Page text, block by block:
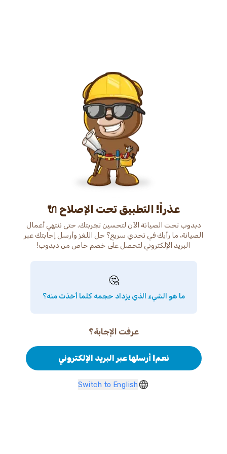
عذراً! التطبيق تحت الإصلاح 🔌
دبدوب تحت الصيانة الآن لتحسين تجربتك. حتى ننتهي أعمال
الصيانة، ما رأيك في تحدي سريع؟ حل اللغز وأرسل إجابتك عبر
البريد الإلكتروني لتحصل على خصم خاص من دبدوب!
🤔
ما هو الشيء الذي يزداد حجمه كلما أخذت منه؟
عرفت الإجابة؟
نعم! أرسلها عبر البريد الإلكتروني
Switch to English